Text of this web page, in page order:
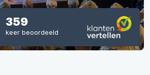
359
keer beoordeeld